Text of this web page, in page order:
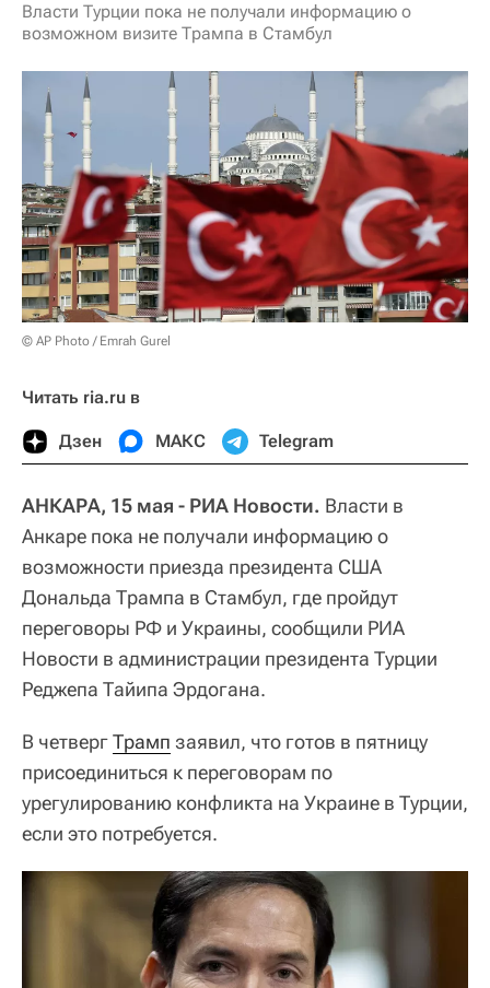
Власти Турции пока не получали информацию о
возможном визите Трампа в Стамбул
© AP Photo / Emrah Gurel
Читать ria.ru в
Дзен МАКС Telegram
АНКАРА, 15 мая - РИА Новости. Власти в
Анкаре пока не получали информацию о
возможности приезда президента США
Дональда Трампа в Стамбул, где пройдут
переговоры РФ и Украины, сообщили РИА
Новости в администрации президента Турции
Реджепа Тайипа Эрдогана.
В четвергТрамп заявил, что готов в пятницу
присоединиться к переговорам по
урегулированию конфликта на Украине в Турции,
если это потребуется.